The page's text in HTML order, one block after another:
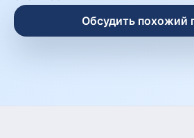
Обсудить похожий